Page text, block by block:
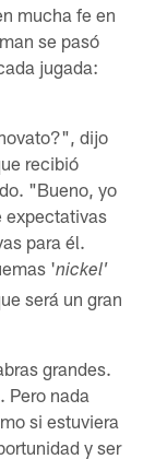
mucha fe en
se pasó
jugada:
dijo
recibió
"Bueno, yo
expectativas
para él.
'nickel'
será un gran
grandes.
Pero nada
si estuviera
y ser